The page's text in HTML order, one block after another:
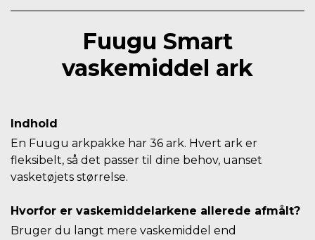
Indhold
En Fuugu arkpakke har 36 ark. Hvert ark er
fleksibelt, så det passer til dine behov, uanset
vasketøjets størrelse.
Hvorfor er vaskemiddelarkene allerede afmålt?
Bruger du langt mere vaskemiddel end
Fuugu Smart
vaskemiddel ark